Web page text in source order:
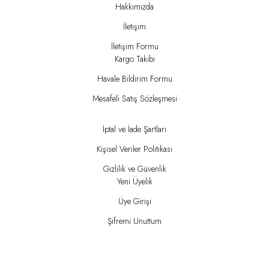
Hakkımızda
İletişim
İletişim Formu
Kargo Takibi
Havale Bildirim Formu
Mesafeli Satış Sözleşmesi
İptal ve İade Şartları
Kişisel Veriler Politikası
Gizlilik ve Güvenlik
Yeni Üyelik
Üye Girişi
Şifremi Unuttum